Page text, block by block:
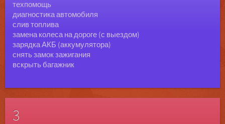
техпомощь
диагностика автомобиля
слив топлива
замена колеса на дороге (с выездом)
зарядка АКБ (аккумулятора)
снять замок зажигания
вскрыть багажник
3